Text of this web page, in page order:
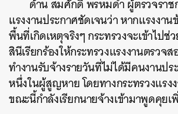
ด้าน สมศักดิ์ พรหมดำ ผู้ตรวจราช
แรงงานประกาศชัดเจนว่า หากแรงงา
พื้นที่เกิดเหตุจริงๆ กระทรวงจะเข้าไป
สินีเรียกร้องให้กระทรวงแรงงานตรวจ
ทำงานรับจ้างรายวันที่ไม่ได้มีคนงานปร
หนึ่งในผู้สูญหาย โดยทางกระทรวงแรง
ขณะนี้กำลังเรียกนายจ้างเข้ามาพูดคุยเ